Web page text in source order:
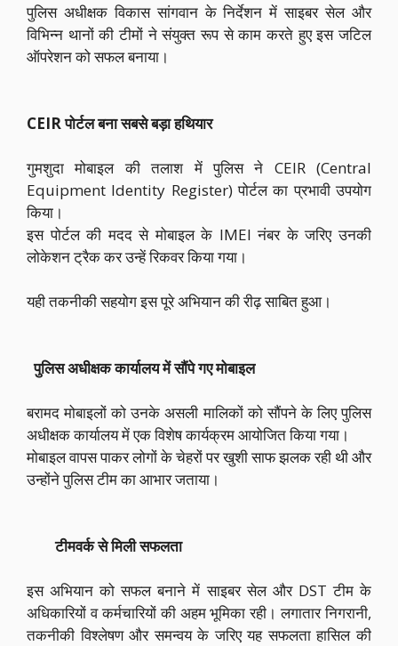
पुलिस अधीक्षक विकास सांगवान के निर्देशन में साइबर सेल और
विभिन्न थानों की टीमों ने संयुक्त रूप से काम करते हुए इस जटिल
ऑपरेशन को सफल बनाया।
CEIR पोर्टल बना सबसे बड़ा हथियार
गुमशुदा मोबाइल की तलाश में पुलिस ने CEIR (Central
Equipment Identity Register) पोर्टल का प्रभावी उपयोग
किया।
इस पोर्टल की मदद से मोबाइल के IMEI नंबर के जरिए उनकी
लोकेशन ट्रैक कर उन्हें रिकवर किया गया।
यही तकनीकी सहयोग इस पूरे अभियान की रीढ़ साबित हुआ।
पुलिस अधीक्षक कार्यालय में सौंपे गए मोबाइल
बरामद मोबाइलों को उनके असली मालिकों को सौंपने के लिए पुलिस
अधीक्षक कार्यालय में एक विशेष कार्यक्रम आयोजित किया गया।
मोबाइल वापस पाकर लोगों के चेहरों पर खुशी साफ झलक रही थी और
उन्होंने पुलिस टीम का आभार जताया।
टीमवर्क से मिली सफलता
इस अभियान को सफल बनाने में साइबर सेल और DST टीम के
अधिकारियों व कर्मचारियों की अहम भूमिका रही। लगातार निगरानी,
तकनीकी विश्लेषण और समन्वय के जरिए यह सफलता हासिल की